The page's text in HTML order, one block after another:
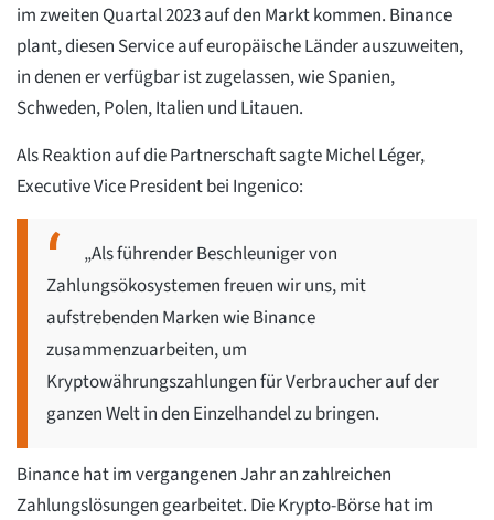
im zweiten Quartal 2023 auf den Markt kommen. Binance
plant, diesen Service auf europäische Länder auszuweiten,
in denen er verfügbar ist zugelassen, wie Spanien,
Schweden, Polen, Italien und Litauen.
Als Reaktion auf die Partnerschaft sagte Michel Léger,
Executive Vice President bei Ingenico:
„Als führender Beschleuniger von
Zahlungsökosystemen freuen wir uns, mit
aufstrebenden Marken wie Binance
zusammenzuarbeiten, um
Kryptowährungszahlungen für Verbraucher auf der
ganzen Welt in den Einzelhandel zu bringen.
Binance hat im vergangenen Jahr an zahlreichen
Zahlungslösungen gearbeitet. Die Krypto-Börse hat im